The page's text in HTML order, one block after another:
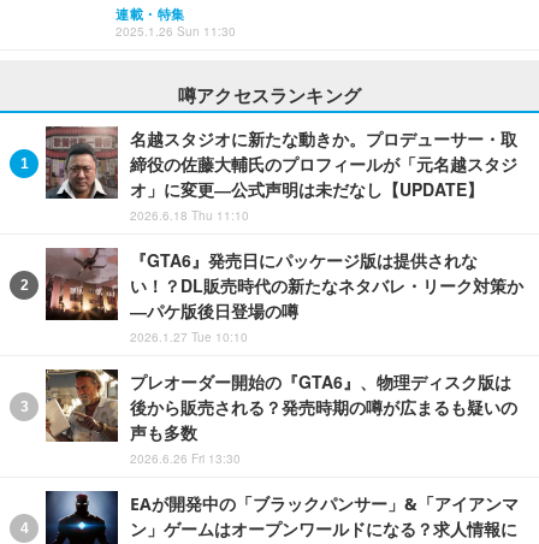
連載・特集
2025.1.26 Sun 11:30
噂アクセスランキング
名越スタジオに新たな動きか。プロデューサー・取
締役の佐藤大輔氏のプロフィールが「元名越スタジ
オ」に変更―公式声明は未だなし【UPDATE】
2026.6.18 Thu 11:10
『GTA6』発売日にパッケージ版は提供されな
い！？DL販売時代の新たなネタバレ・リーク対策か
―パケ版後日登場の噂
2026.1.27 Tue 10:10
プレオーダー開始の『GTA6』、物理ディスク版は
後から販売される？発売時期の噂が広まるも疑いの
声も多数
2026.6.26 Fri 13:30
EAが開発中の「ブラックパンサー」&「アイアンマ
ン」ゲームはオープンワールドになる？求人情報に